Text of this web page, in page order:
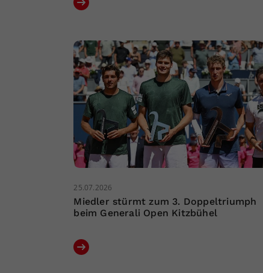
25.07.2026
Miedler stürmt zum 3. Doppeltriumph
beim Generali Open Kitzbühel